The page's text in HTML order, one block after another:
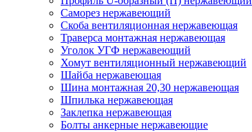
Саморез нержавеющий
Скоба вентиляционная нержавеющая
Траверса монтажная нержавеющая
Уголок УГФ нержавеющий
Хомут вентиляционный нержавеющий
Шайба нержавеющая
Шина монтажная 20,30 нержавеющая
Шпилька нержавеющая
Заклепка нержавеющая
Болты анкерные нержавеющие